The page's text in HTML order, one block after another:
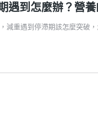
遇到怎麼辦？營
減重遇到停滯期該怎麼突破